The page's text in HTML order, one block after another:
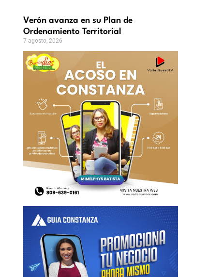
Verón avanza en su Plan de
Ordenamiento Territorial
7 agosto, 2026